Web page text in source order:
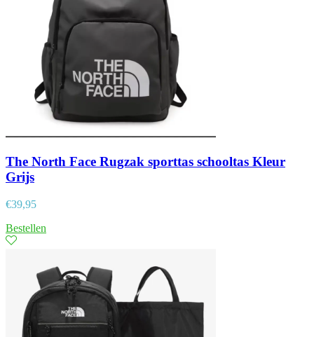
The North Face Rugzak sporttas schooltas Kleur
Grijs
€39,95
Bestellen